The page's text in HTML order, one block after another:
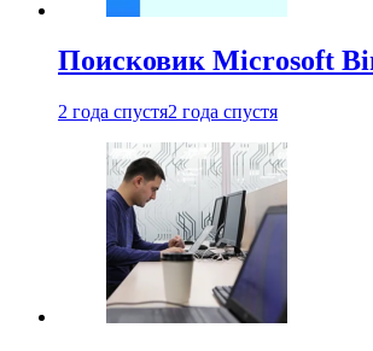
Поисковик Microsoft
2 года спустя2 года спустя